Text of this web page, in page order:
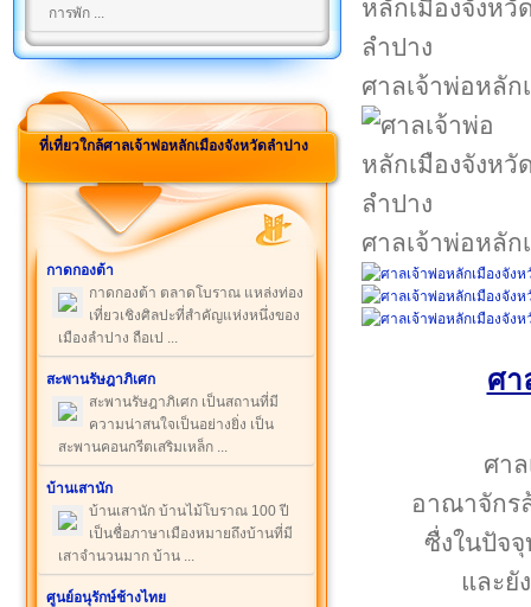
การพัก ...
ที่เที่ยวใกล้ศาลเจ้าพ่อหลักเมืองจังหวัดลำปาง
กาดกองต้า
กาดกองต้า ตลาดโบราณ แหล่งท่อง
เที่ยวเชิงศิลปะที่สำคัญแห่งหนึ่งของ
เมืองลำปาง ถือเป ...
สะพานรัษฎาภิเศก
สะพานรัษฎาภิเศก เป็นสถานที่มี
ความน่าสนใจเป็นอย่างยิ่ง เป็น
สะพานคอนกรีตเสริมเหล็ก ...
บ้านเสานัก
บ้านเสานัก บ้านไม้โบราณ 100 ปี
เป็นชื่อภาษาเมืองหมายถึงบ้านที่มี
เสาจำนวนมาก บ้าน ...
ศูนย์อนุรักษ์ช้างไทย
ศาลเจ้าพ่อหลัก
ศาลเจ้าพ่อหลัก
ศา
ศา
อาณาจักร
ซื่งในปัจ
และยั